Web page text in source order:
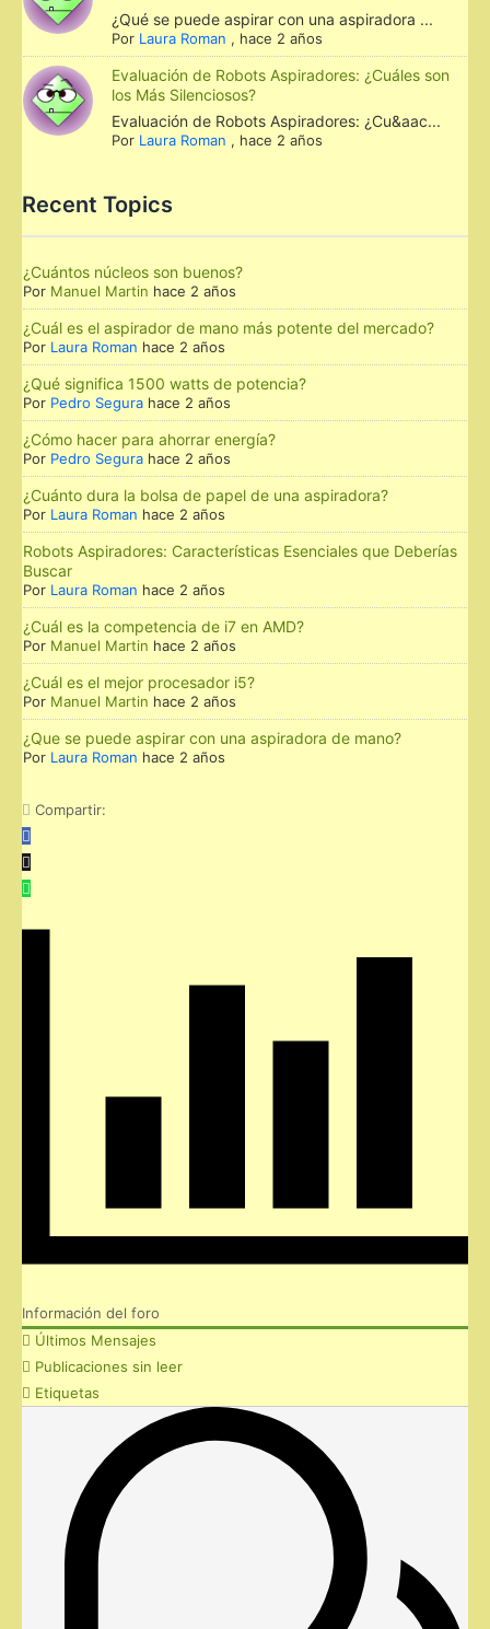
¿Qué se puede aspirar con una aspiradora ...
Por Laura Roman , hace 2 años
Evaluación de Robots Aspiradores: ¿Cuáles son
los Más Silenciosos?
Evaluación de Robots Aspiradores: ¿Cu&aac...
Por Laura Roman , hace 2 años
Recent Topics
¿Cuántos núcleos son buenos?
Por Manuel Martin hace 2 años
¿Cuál es el aspirador de mano más potente del mercado?
Por Laura Roman hace 2 años
¿Qué significa 1500 watts de potencia?
Por Pedro Segura hace 2 años
¿Cómo hacer para ahorrar energía?
Por Pedro Segura hace 2 años
¿Cuánto dura la bolsa de papel de una aspiradora?
Por Laura Roman hace 2 años
Robots Aspiradores: Características Esenciales que Deberías
Buscar
Por Laura Roman hace 2 años
¿Cuál es la competencia de i7 en AMD?
Por Manuel Martin hace 2 años
¿Cuál es el mejor procesador i5?
Por Manuel Martin hace 2 años
¿Que se puede aspirar con una aspiradora de mano?
Por Laura Roman hace 2 años
Compartir:
Información del foro
Últimos Mensajes
Publicaciones sin leer
Etiquetas